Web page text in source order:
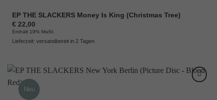
EP THE SLACKERS Money Is King (Christmas Tree)
€22,00
Enthält 19% MwSt.
Lieferzeit: versandbereit in 2 Tagen
Neu